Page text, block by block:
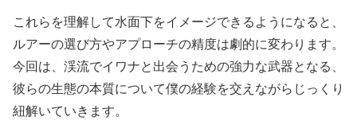
これらを理解して水面下をイメージできるようになると、
ルアーの選び方やアプローチの精度は劇的に変わります。
今回は、渓流でイワナと出会うための強力な武器となる、
彼らの生態の本質について僕の経験を交えながらじっくり
紐解いていきます。